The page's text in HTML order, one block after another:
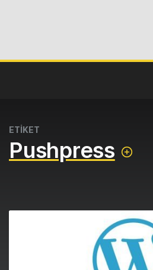
ETİKET
Pushpress